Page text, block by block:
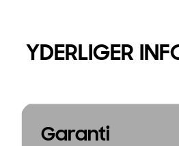
YDERLIGER
Garanti